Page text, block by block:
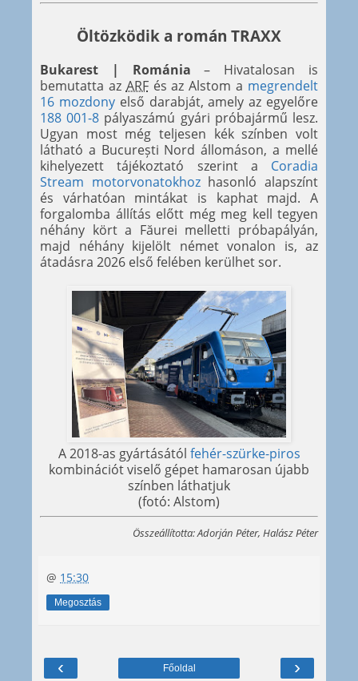
Öltözködik a román TRAXX
Bukarest | Románia – Hivatalosan is
bemutatta az ARFés az Alstom a megrendelt
16 mozdonyelső darabját, amely az egyelőre
188 001-8 pályaszámú gyári próbajármű lesz.
Ugyan most még teljesen kék színben volt
látható a București Nord állomáson, a mellé
kihelyezett tájékoztató szerint a Coradia
Stream motorvonatokhozhasonló alapszínt
és várhatóan mintákat is kaphat majd. A
forgalomba állítás előtt még meg kell tegyen
néhány kört a Făurei melletti próbapályán,
majd néhány kijelölt német vonalon is, az
átadásra 2026 első felében kerülhet sor.
A 2018-as gyártásától fehér-szürke-piros
kombinációt viselő gépet hamarosan újabb
színben láthatjuk
(fotó: Alstom)
Összeállította: Adorján Péter, Halász Péter
@ 15:30
Megosztás
‹ ›
Főoldal